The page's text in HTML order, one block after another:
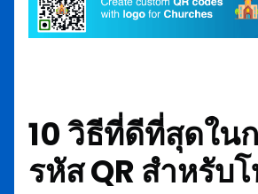
10 วิธีที่ดีที่สุดใน
รหัส QR สำหรับ